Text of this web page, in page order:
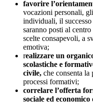
favorire
vocazioni personali,
individuali, il
saranno posti al
scelte consapevoli, a
emotiva;
realizzare un
scolastiche e
civile, che consenta la
processi formativi;
correlare l’offerta
sociale ed